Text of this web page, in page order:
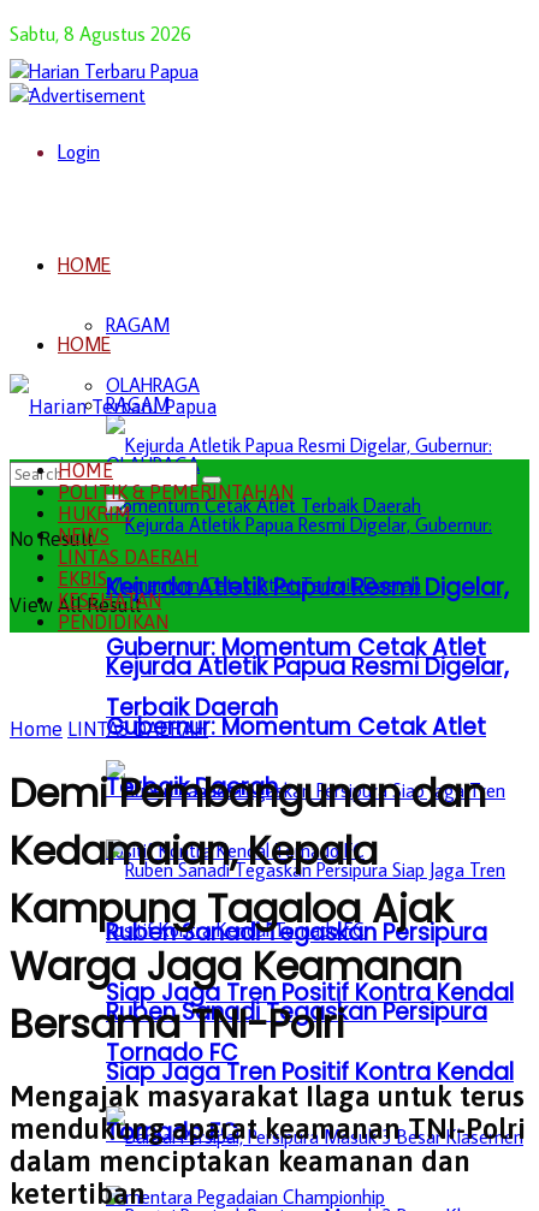
Sabtu, 8 Agustus 2026
Login
HOME
RAGAM
OLAHRAGA
Kejurda Atletik Papua Resmi Digelar,
Gubernur: Momentum Cetak Atlet
Terbaik Daerah
Ruben Sanadi Tegaskan Persipura
Siap Jaga Tren Positif Kontra Kendal
Tornado FC
HOME
RAGAM
OLAHRAGA
Kejurda Atletik Papua Resmi Digelar,
Gubernur: Momentum Cetak Atlet
Terbaik Daerah
Ruben Sanadi Tegaskan Persipura
Siap Jaga Tren Positif Kontra Kendal
Tornado FC
No Result
View All Result
HOME
POLITIK & PEMERINTAHAN
HUKRIM
NEWS
LINTAS DAERAH
EKBIS
KESEHATAN
PENDIDIKAN
Home LINTAS DAERAH
Demi Pembangunan dan
Kedamaian, Kepala
Kampung Tagaloa Ajak
Warga Jaga Keamanan
Bersama TNI-Polri
Mengajak masyarakat Ilaga untuk terus
mendukung aparat keamanan TNI-Polri
dalam menciptakan keamanan dan
ketertiban